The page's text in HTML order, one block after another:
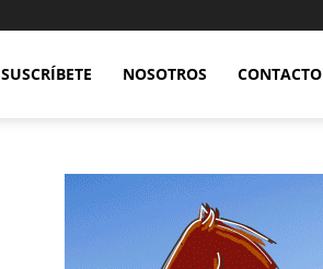
SUSCRÍBETE NOSOTROS CONTACTO